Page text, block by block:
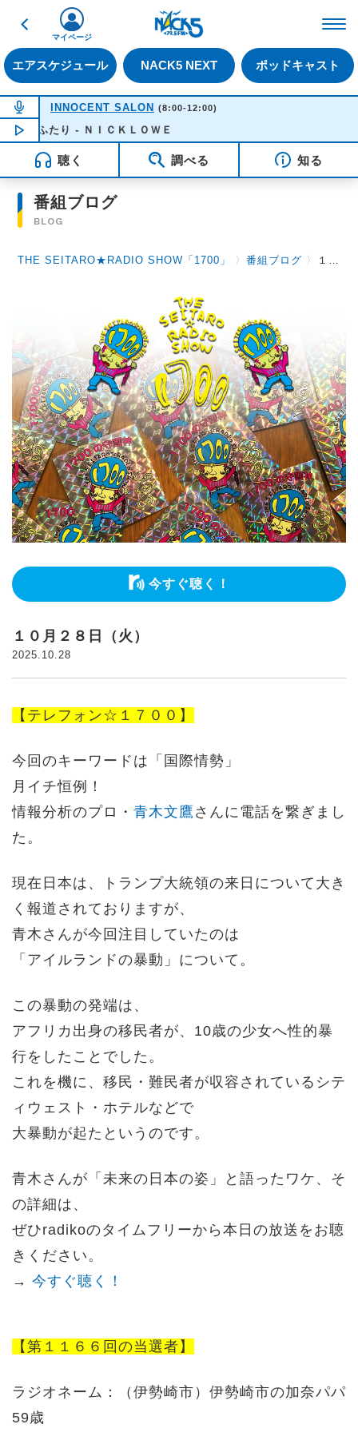
戻る
エアスケジュール NACK5 NEXT ポッドキャスト
マイページ
NOW ON AIR
INNOCENT SALON (8:00-12:00)
NOW PLAYING08:32
るふたり - ＮＩＣＫＬＯＷＥ
聴く 調べる 知る
番組ブログ
BLOG
THE SEITARO★RADIO SHOW「1700」 〉番組ブログ 〉 １０月２８日（火）
今すぐ聴く！
１０月２８日（火）
2025.10.28
【テレフォン☆１７００】
今回のキーワードは「国際情勢」
月イチ恒例！
情報分析のプロ・ 青木文鷹さんに電話を繋ぎまし
た。
現在日本は、トランプ大統領の来日について大き
く報道されておりますが、
青木さんが今回注目していたのは
「アイルランドの暴動」について。
この暴動の発端は、
アフリカ出身の移民者が、10歳の少女へ性的暴
行をしたことでした。
これを機に、移民・難民者が収容されているシテ
ィウェスト・ホテルなどで
大暴動が起たというのです。
青木さんが「未来の日本の姿」と語ったワケ、そ
の詳細は、
ぜひradikoのタイムフリーから本日の放送をお聴
きください。
→ 今すぐ聴く！
【第１１６６回の当選者】
ラジオネーム：（伊勢崎市）伊勢崎市の加奈パパ
59歳